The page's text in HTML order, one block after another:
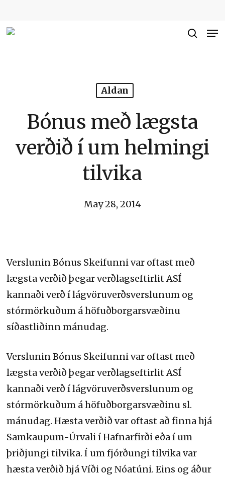
Aldan
Bónus með lægsta
verðið í um helmingi
tilvika
May 28, 2014
Verslunin Bónus Skeifunni var oftast með
lægsta verðið þegar verðlagseftirlit ASÍ
kannaði verð í lágvöruverðsverslunum og
stórmörkuðum á höfuðborgarsvæðinu
síðastliðinn mánudag.
Verslunin Bónus Skeifunni var oftast með
lægsta verðið þegar verðlagseftirlit ASÍ
kannaði verð í lágvöruverðsverslunum og
stórmörkuðum á höfuðborgarsvæðinu sl.
mánudag. Hæsta verðið var oftast að finna hjá
Samkaupum-Úrvali í Hafnarfirði eða í um
þriðjungi tilvika. Í um fjórðungi tilvika var
hæsta verðið hjá Víði og Nóatúni. Eins og áður
Close